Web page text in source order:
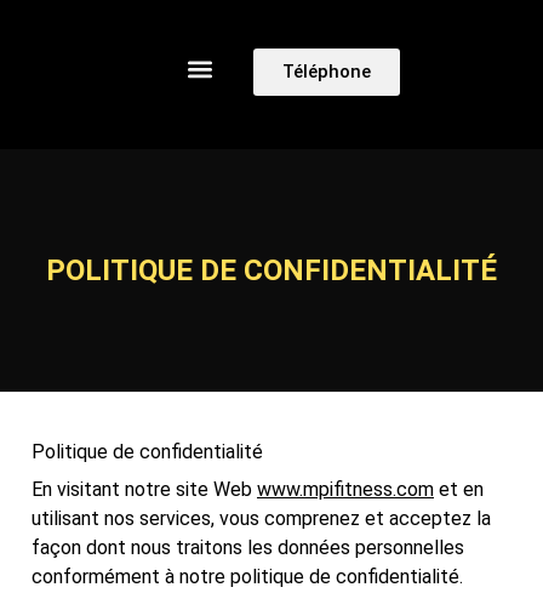
Téléphone
POLITIQUE DE CONFIDENTIALITÉ
Politique de confidentialité
En visitant notre site Web www.mpifitness.com et en
utilisant nos services, vous comprenez et acceptez la
façon dont nous traitons les données personnelles
conformément à notre politique de confidentialité.